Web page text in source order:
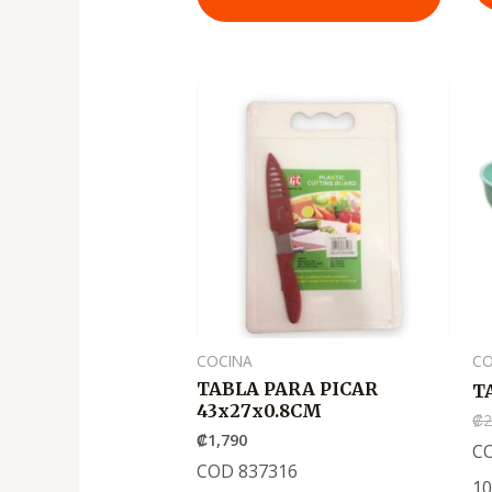
COCINA
TABLA PARA PICAR
43x27x0.8CM
₡1,790
COD 837316
₡